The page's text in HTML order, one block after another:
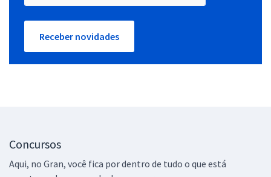
Receber novidades
Concursos
Aqui, no Gran, você fica por dentro de tudo o que está